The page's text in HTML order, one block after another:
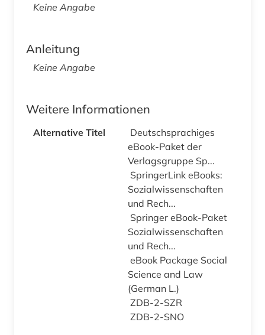
Keine Angabe
Anleitung
Keine Angabe
Weitere Informationen
Alternative Titel
Deutschsprachiges
eBook-Paket der
Verlagsgruppe Sp...
SpringerLink eBooks:
Sozialwissenschaften
und Rech...
Springer eBook-Paket
Sozialwissenschaften
und Rech...
eBook Package Social
Science and Law
(German L.)
ZDB-2-SZR
ZDB-2-SNO